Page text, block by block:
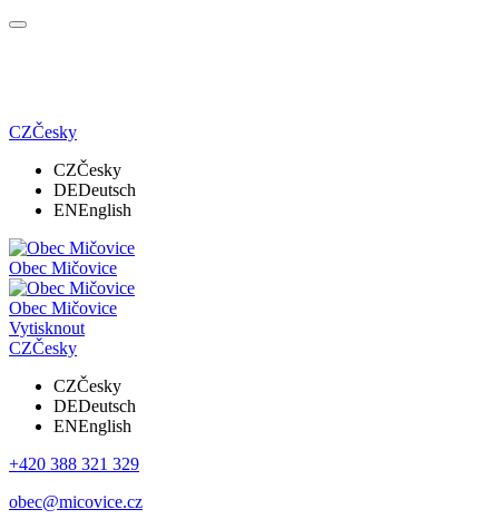
CZČesky
CZČesky
DEDeutsch
ENEnglish
Obec Mičovice
Obec Mičovice
Vytisknout
CZČesky
CZČesky
DEDeutsch
ENEnglish
+420 388 321 329
obec@micovice.cz